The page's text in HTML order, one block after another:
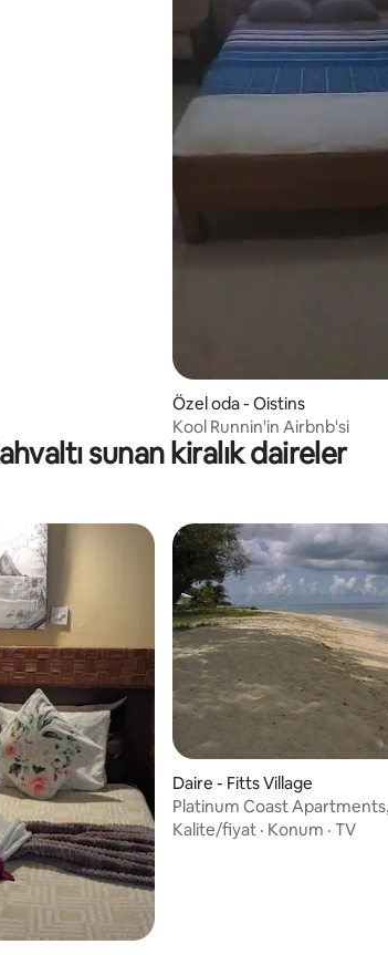
Özel oda - Oistins
Kool Runnin'in Airbnb'si
sunan kiralık daireler
Daire - Fitts Village
Platinum Coast
Kalite/fiyat · Konum · TV